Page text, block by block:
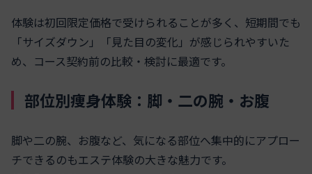
体験は初回限定価格で受けられることが多く、短期間でも
「サイズダウン」「見た目の変化」が感じられやすいた
め、コース契約前の比較・検討に最適です。
部位別痩身体験：脚・二の腕・お腹
脚や二の腕、お腹など、気になる部位へ集中的にアプロー
チできるのもエステ体験の大きな魅力です。